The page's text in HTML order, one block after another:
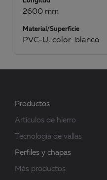
2600 mm
Material/Superficie
PVC-U, color: blanco
Productos
Artículos de hierro
Tecnología de vallas
Perfiles y chapas
Más productos